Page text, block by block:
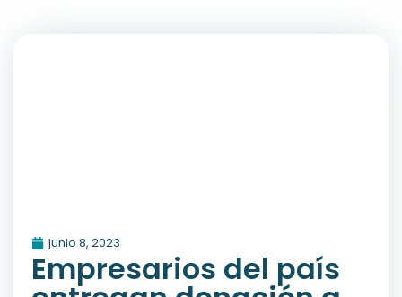
junio 8, 2023
Empresarios del país